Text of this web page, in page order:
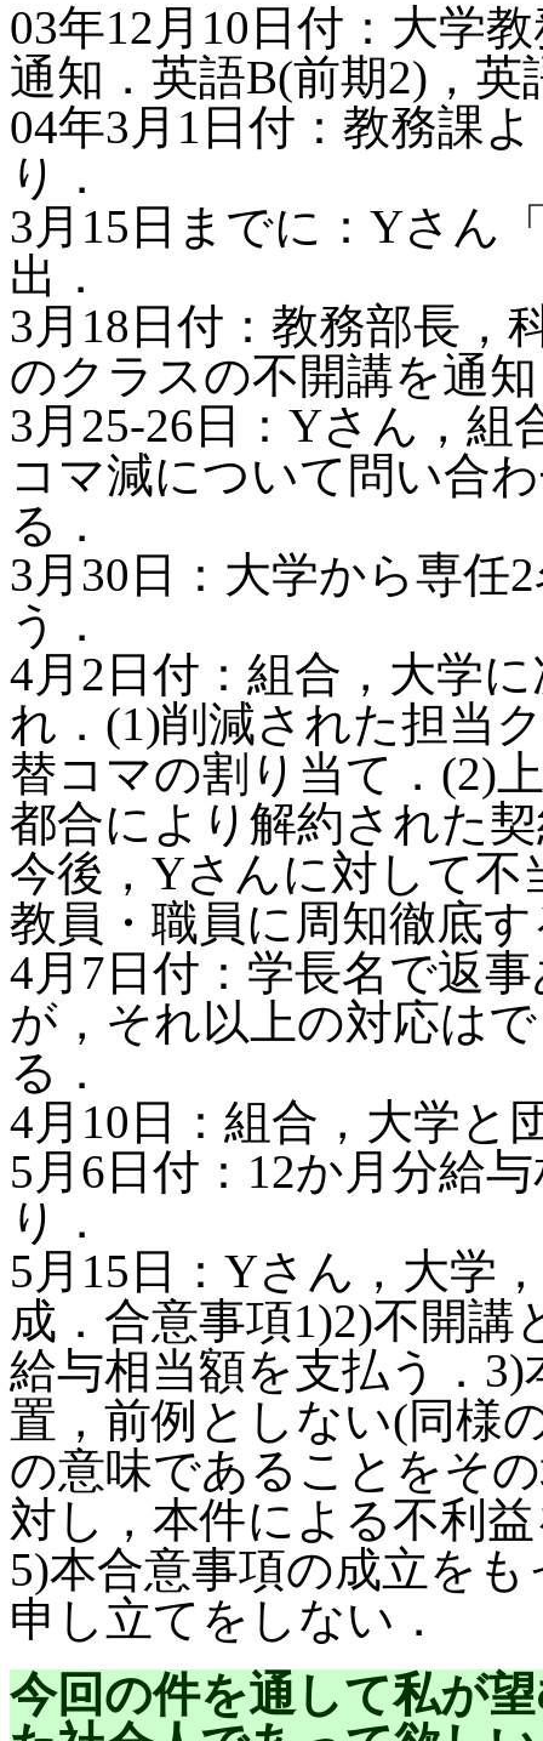
03年12月10日付：大学
通知．英語B(前期2)，
04年3月1日付：教務課
り．
3月15日までに：Yさん
出．
3月18日付：教務部長，
のクラスの不開講を通
3月25-26日：Yさん，組
コマ減について問い合
る．
3月30日：大学から専任
う．
4月2日付：組合，大学
れ．(1)削減された担当
替コマの割り当て．(2)
都合により解約された
今後，Yさんに対して
教員・職員に周知徹底
4月7日付：学長名で返
が，それ以上の対応は
る．
4月10日：組合，大学と
5月6日付：12か月分給
り．
5月15日：Yさん，大学
成．合意事項1)2)不開
給与相当額を支払う．
置，前例としない(同様
の意味であることをそ
対し，本件による不利
5)本合意事項の成立を
申し立てをしない．
今回の件を通して私が